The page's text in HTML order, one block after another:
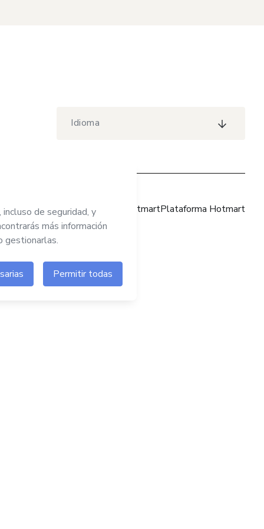
Idioma
Sitio web HotmartPlataforma Hotmart